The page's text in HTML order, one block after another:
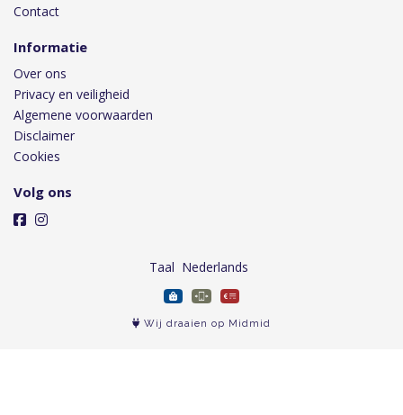
Contact
Informatie
Over ons
Privacy en veiligheid
Algemene voorwaarden
Disclaimer
Cookies
Volg ons
Taal
Wij draaien op Midmid